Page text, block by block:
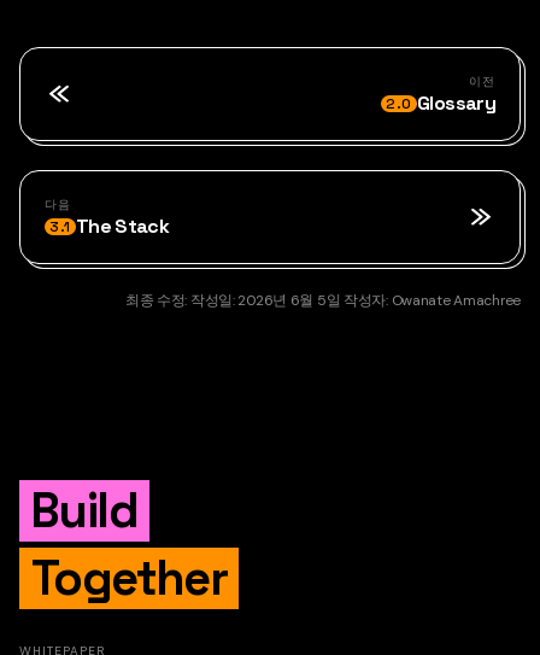
이전
2.0 Glossary
다음
3.1 The Stack
최종 수정: 작성일:2026년 6월 5일 작성자: Owanate Amachree
Build
Together
WHITEPAPER